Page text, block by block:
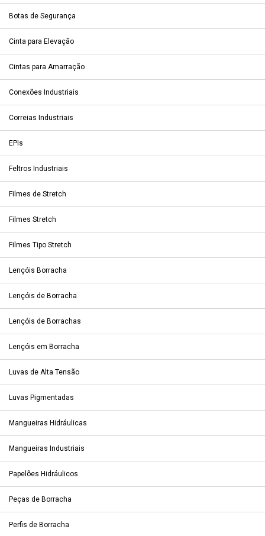
Botas de Segurança
Cinta para Elevação
Cintas para Amarração
Conexões Industriais
Correias Industriais
EPIs
Feltros Industriais
Filmes de Stretch
Filmes Stretch
Filmes Tipo Stretch
Lençóis Borracha
Lençóis de Borracha
Lençóis de Borrachas
Lençóis em Borracha
Luvas de Alta Tensão
Luvas Pigmentadas
Mangueiras Hidráulicas
Mangueiras Industriais
Papelões Hidráulicos
Peças de Borracha
Perfis de Borracha